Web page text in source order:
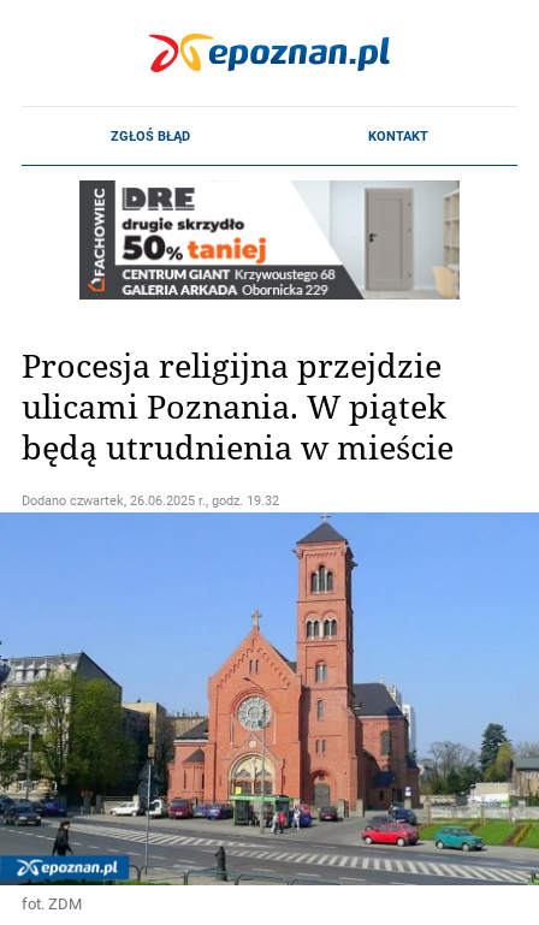
Procesja religijna przejdzie
ulicami Poznania. W piątek
będą utrudnienia w mieście
Dodano czwartek, 26.06.2025 r., godz. 19.32
fot. ZDM